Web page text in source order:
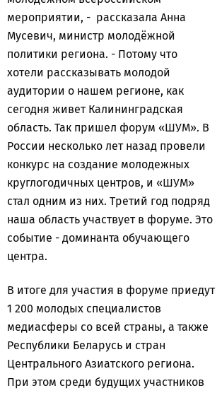
мероприятии, - рассказала Анна
Мусевич, министр молодёжной
политики региона. - Потому что
хотели рассказывать молодой
аудитории о нашем регионе, как
сегодня живет Калининградская
область. Так пришел форум «ШУМ». В
России несколько лет назад провели
конкурс на создание молодежных
круглогодичных центров, и «ШУМ»
стал одним из них. Третий год подряд
наша область участвует в форуме. Это
событие - доминанта обучающего
центра.
В итоге для участия в форуме приедут
1 200 молодых специалистов
медиасферы со всей страны, а также
Республики Беларусь и стран
Центрального Азиатского региона.
При этом среди будущих участников